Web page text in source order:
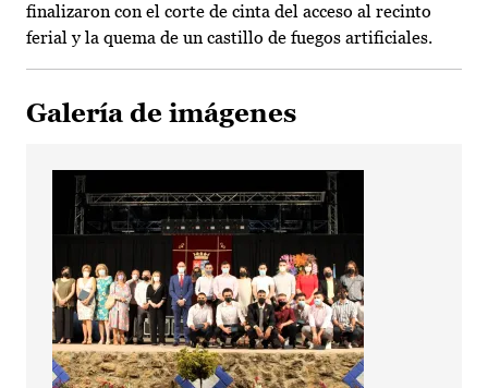
finalizaron con el corte de cinta del acceso al recinto
ferial y la quema de un castillo de fuegos artificiales.
Galería de imágenes